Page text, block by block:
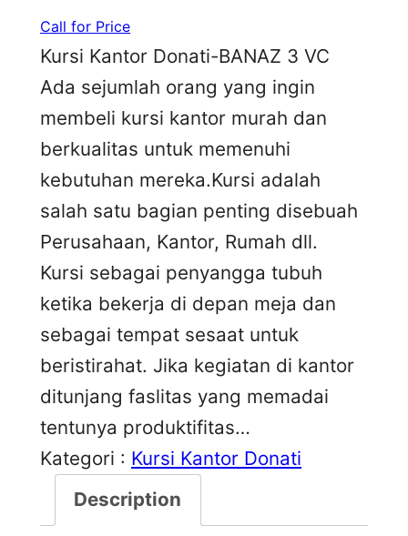
Call for Price
Kursi Kantor Donati-BANAZ 3 VC
Ada sejumlah orang yang ingin
membeli kursi kantor murah dan
berkualitas untuk memenuhi
kebutuhan mereka.Kursi adalah
salah satu bagian penting disebuah
Perusahaan, Kantor, Rumah dll.
Kursi sebagai penyangga tubuh
ketika bekerja di depan meja dan
sebagai tempat sesaat untuk
beristirahat. Jika kegiatan di kantor
ditunjang faslitas yang memadai
tentunya produktifitas…
Kategori : Kursi Kantor Donati
Description